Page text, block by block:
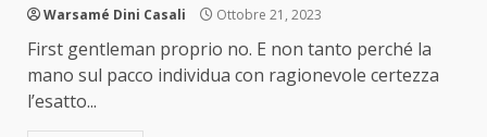
Warsamé Dini Casali Ottobre 21, 2023
First gentleman proprio no. E non tanto perché la
mano sul pacco individua con ragionevole certezza
l’esatto...